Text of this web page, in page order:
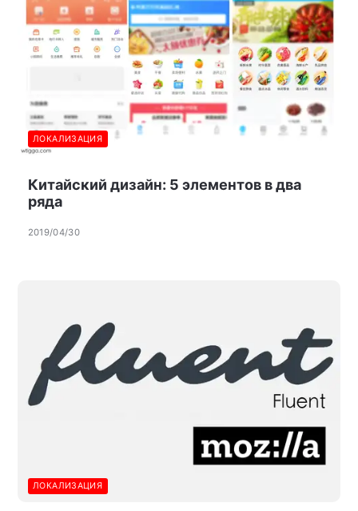
Китайский дизайн: 5 элементов в два
ряда
2019/04/30
ЛОКАЛИЗАЦИЯ
ЛОКАЛИЗАЦИЯ